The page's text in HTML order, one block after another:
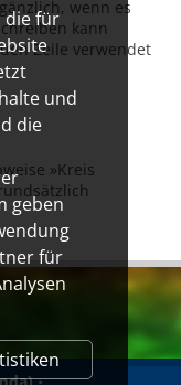
die für
und
die
geben
für
wenn es
kann
Zeile verwendet
»Kreis